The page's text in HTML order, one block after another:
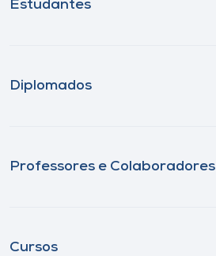
Estudantes
Diplomados
Professores e Colaboradores
Cursos